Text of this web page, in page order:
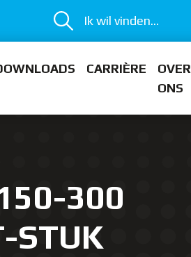
Ik wil vinden...
CARRIÈRE
OVER
ONS
300
STUK